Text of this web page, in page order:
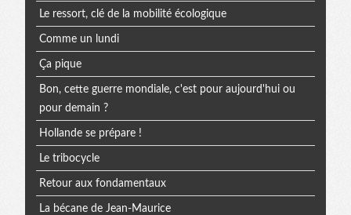
Le ressort, clé de la mobilité écologique
Comme un lundi
Ça pique
Bon, cette guerre mondiale, c'est pour aujourd'hui ou
pour demain ?
Hollande se prépare !
Le tribocycle
Retour aux fondamentaux
La bécane de Jean-Maurice